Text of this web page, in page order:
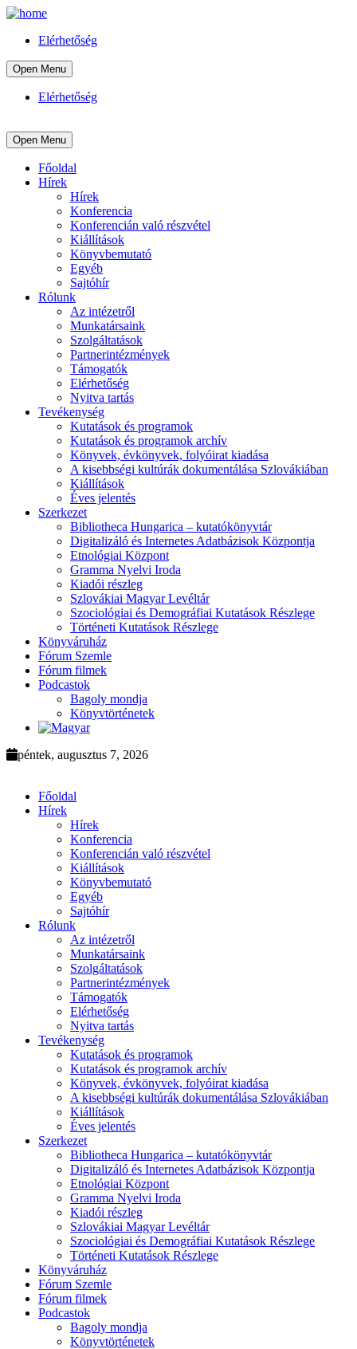
Elérhetőség
Open Menu
Elérhetőség
Open Menu
Főoldal
Hírek
Hírek
Konferencia
Konferencián való részvétel
Kiállítások
Könyvbemutató
Egyéb
Sajtóhír
Rólunk
Az intézetről
Munkatársaink
Szolgáltatások
Partnerintézmények
Támogatók
Elérhetőség
Nyitva tartás
Tevékenység
Kutatások és programok
Kutatások és programok archív
Könyvek, évkönyvek, folyóirat kiadása
A kisebbségi kultúrák dokumentálása Szlovákiában
Kiállítások
Éves jelentés
Szerkezet
Bibliotheca Hungarica – kutatókönyvtár
Digitalizáló és Internetes Adatbázisok Központja
Etnológiai Központ
Gramma Nyelvi Iroda
Kiadói részleg
Szlovákiai Magyar Levéltár
Szociológiai és Demográfiai Kutatások Részlege
Történeti Kutatások Részlege
Könyváruház
Fórum Szemle
Fórum filmek
Podcastok
Bagoly mondja
Könyvtörténetek
péntek, augusztus 7, 2026
Főoldal
Hírek
Hírek
Konferencia
Konferencián való részvétel
Kiállítások
Könyvbemutató
Egyéb
Sajtóhír
Rólunk
Az intézetről
Munkatársaink
Szolgáltatások
Partnerintézmények
Támogatók
Elérhetőség
Nyitva tartás
Tevékenység
Kutatások és programok
Kutatások és programok archív
Könyvek, évkönyvek, folyóirat kiadása
A kisebbségi kultúrák dokumentálása Szlovákiában
Kiállítások
Éves jelentés
Szerkezet
Bibliotheca Hungarica – kutatókönyvtár
Digitalizáló és Internetes Adatbázisok Központja
Etnológiai Központ
Gramma Nyelvi Iroda
Kiadói részleg
Szlovákiai Magyar Levéltár
Szociológiai és Demográfiai Kutatások Részlege
Történeti Kutatások Részlege
Könyváruház
Fórum Szemle
Fórum filmek
Podcastok
Bagoly mondja
Könyvtörténetek